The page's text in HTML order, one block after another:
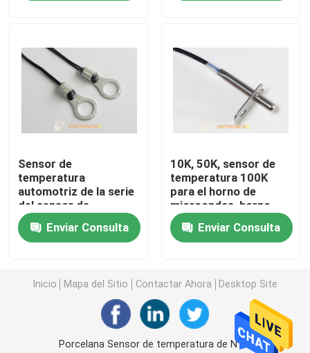
Punta de prueba de la temperatura de la comida
Sensores de temperatura de la IDT del platino
Sensores de temperatura impermeables
Termistor de la película fina NTC
Sensor de temperatura de la bala
Sensor de temperatura superficial del soporte
Sensor de
temperatura
automotriz de la serie
del sensor de
temperatura de los
cargadores de batería
de automóvil MFS
Enviar Consulta
10K, 50K, sensor de
temperatura 100K
para el horno de
microondas, horno
eléctrico, sartén del
aire, serie cocida
eléctrica de la placa
Enviar Consulta
Inicio Mapa del Sitio Contactar Ahora Desktop Site
Porcelana Sensor de temperatura de NTC